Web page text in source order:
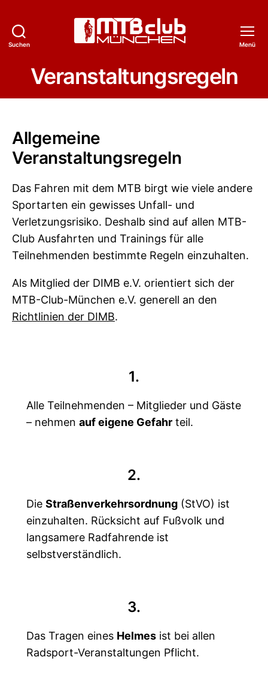
Suchen
München
e.V.
Menü
Veranstaltungsregeln
Allgemeine
Veranstaltungsregeln
Das Fahren mit dem MTB birgt wie viele andere
Sportarten ein gewisses Unfall- und
Verletzungsrisiko. Deshalb sind auf allen MTB-
Club Ausfahrten und Trainings für alle
Teilnehmenden bestimmte Regeln einzuhalten.
Als Mitglied der DIMB e.V. orientiert sich der
MTB-Club-München e.V. generell an den
Richtlinien der DIMB.
1.
Alle Teilnehmenden – Mitglieder und Gäste
– nehmen auf eigene Gefahr teil.
2.
Die Straßenverkehrsordnung (StVO) ist
einzuhalten. Rücksicht auf Fußvolk und
langsamere Radfahrende ist
selbstverständlich.
3.
Das Tragen eines Helmes ist bei allen
Radsport-Veranstaltungen Pflicht.